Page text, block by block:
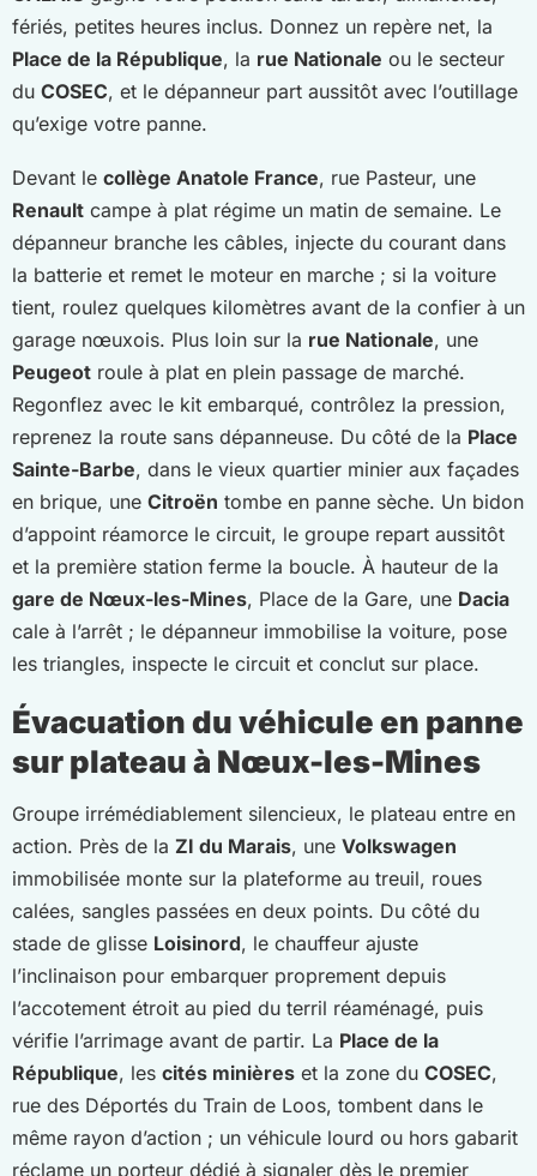
fériés, petites heures inclus. Donnez un repère net, la
Place de la République, la rue Nationale ou le secteur
du COSEC, et le dépanneur part aussitôt avec l’outillage
qu’exige votre panne.
Devant le collège Anatole France, rue Pasteur, une
Renault campe à plat régime un matin de semaine. Le
dépanneur branche les câbles, injecte du courant dans
la batterie et remet le moteur en marche ; si la voiture
tient, roulez quelques kilomètres avant de la confier à un
garage nœuxois. Plus loin sur la rue Nationale, une
Peugeot roule à plat en plein passage de marché.
Regonflez avec le kit embarqué, contrôlez la pression,
reprenez la route sans dépanneuse. Du côté de la Place
Sainte-Barbe, dans le vieux quartier minier aux façades
en brique, une Citroën tombe en panne sèche. Un bidon
d’appoint réamorce le circuit, le groupe repart aussitôt
et la première station ferme la boucle. À hauteur de la
gare de Nœux-les-Mines, Place de la Gare, une Dacia
cale à l’arrêt ; le dépanneur immobilise la voiture, pose
les triangles, inspecte le circuit et conclut sur place.
Évacuation du véhicule en panne
sur plateau à Nœux-les-Mines
Groupe irrémédiablement silencieux, le plateau entre en
action. Près de la ZI du Marais, une Volkswagen
immobilisée monte sur la plateforme au treuil, roues
calées, sangles passées en deux points. Du côté du
stade de glisse Loisinord, le chauffeur ajuste
l’inclinaison pour embarquer proprement depuis
l’accotement étroit au pied du terril réaménagé, puis
vérifie l’arrimage avant de partir. La Place de la
République, les cités minières et la zone du COSEC,
rue des Déportés du Train de Loos, tombent dans le
même rayon d’action ; un véhicule lourd ou hors gabarit
réclame un porteur dédié à signaler dès le premier